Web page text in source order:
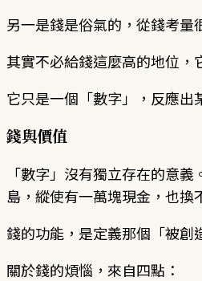
另一是錢是俗氣的，從錢考量
其實不必給錢這麼高的地位，
它只是一個「數字」，反應出
錢與價值
「數字」沒有獨立存在的意
島，縱使有一萬塊現金，也換
錢的功能，是定義那個「被創
關於錢的煩惱，來自四點：